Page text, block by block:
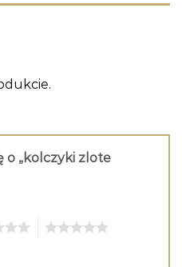
o „kolczyki zlote